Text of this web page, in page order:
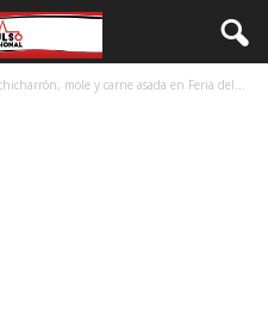
mole y carne asada en Feria del...